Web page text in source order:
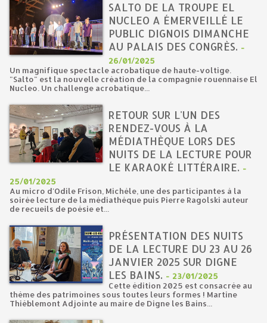
SALTO DE LA TROUPE EL
NUCLEO A ÉMERVEILLÉ LE
PUBLIC DIGNOIS DIMANCHE
AU PALAIS DES CONGRÈS. -
26/01/2025
Un magnifique spectacle acrobatique de haute-voltige.
"Salto" est la nouvelle création de la compagnie rouennaise El
Nucleo. Un challenge acrobatique...
RETOUR SUR L'UN DES
RENDEZ-VOUS À LA
MÉDIATHÈQUE LORS DES
NUITS DE LA LECTURE POUR
LE KARAOKÉ LITTÉRAIRE. -
25/01/2025
Au micro d'Odile Frison, Michèle, une des participantes à la
soirée lecture de la médiathèque puis Pierre Ragolski auteur
de recueils de poésie et...
PRÉSENTATION DES NUITS
DE LA LECTURE DU 23 AU 26
JANVIER 2025 SUR DIGNE
LES BAINS. - 23/01/2025
Cette édition 2025 est consacrée au
thème des patrimoines sous toutes leurs formes ! Martine
Thiéblemont Adjointe au maire de Digne les Bains...